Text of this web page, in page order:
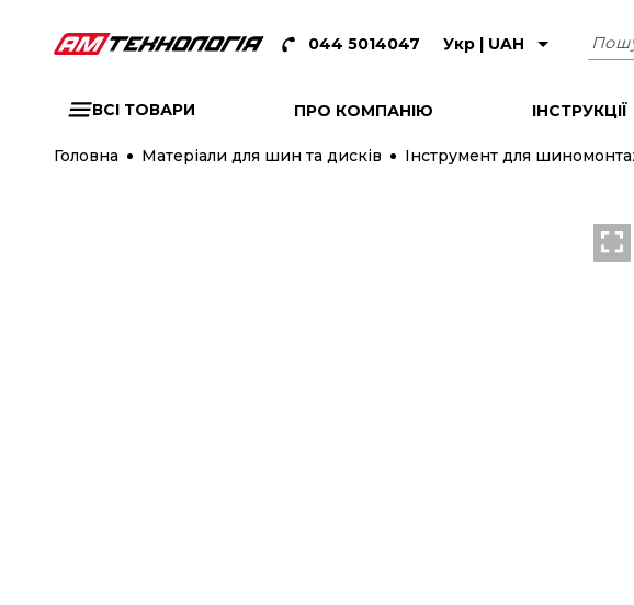
044 5014047 Укр | UAH
ВСІ ТОВАРИ ПРО КОМПАНІЮ ІНСТРУКЦІЇ
Головна Матеріали для шин та дисків Інструмент для